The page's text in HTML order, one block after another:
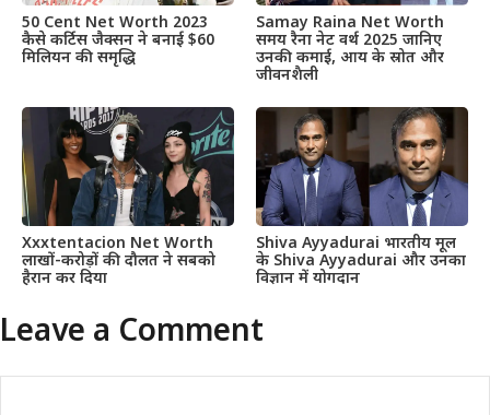
50 Cent Net Worth 2023
कैसे कर्टिस जैक्सन ने बनाई $60
मिलियन की समृद्धि
Samay Raina Net Worth
समय रैना नेट वर्थ 2025 जानिए
उनकी कमाई, आय के स्रोत और
जीवनशैली
Xxxtentacion Net Worth
लाखों-करोड़ों की दौलत ने सबको
हैरान कर दिया
Shiva Ayyadurai भारतीय मूल
के Shiva Ayyadurai और उनका
विज्ञान में योगदान
Leave a Comment